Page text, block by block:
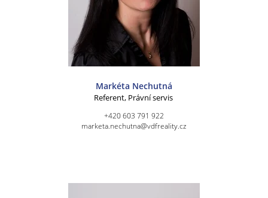
Markéta Nechutná
Referent, Právní servis
+420 603 791 922
marketa.nechutna@vdfreality.cz